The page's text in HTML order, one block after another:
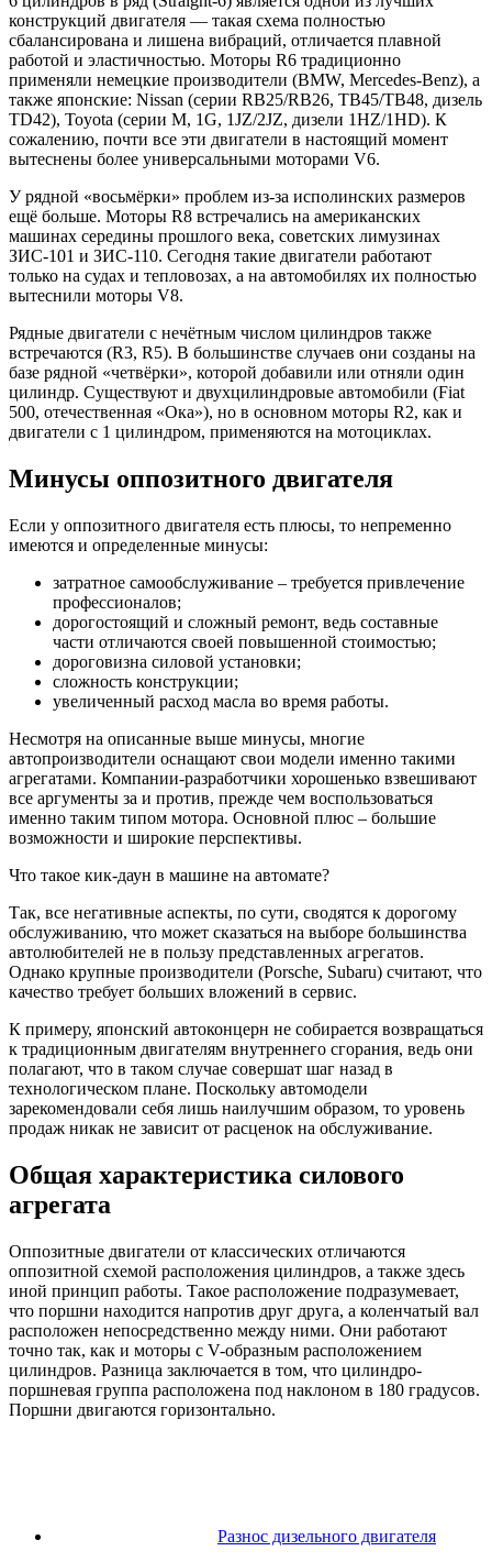
конструкций двигателя — такая схема полностью
сбалансирована и лишена вибраций, отличается плавной
работой и эластичностью. Моторы R6 традиционно
применяли немецкие производители (BMW, Mercedes-Benz), а
также японские: Nissan (серии RB25/RB26, TB45/TB48, дизель
TD42), Toyota (серии M, 1G, 1JZ/2JZ, дизели 1HZ/1HD). К
сожалению, почти все эти двигатели в настоящий момент
вытеснены более универсальными моторами V6.
У рядной «восьмёрки» проблем из-за исполинских размеров
ещё больше. Моторы R8 встречались на американских
машинах середины прошлого века, советских лимузинах
ЗИС-101 и ЗИС-110. Сегодня такие двигатели работают
только на судах и тепловозах, а на автомобилях их полностью
вытеснили моторы V8.
Рядные двигатели с нечётным числом цилиндров также
встречаются (R3, R5). В большинстве случаев они созданы на
базе рядной «четвёрки», которой добавили или отняли один
цилиндр. Существуют и двухцилиндровые автомобили (Fiat
500, отечественная «Ока»), но в основном моторы R2, как и
двигатели с 1 цилиндром, применяются на мотоциклах.
Минусы оппозитного двигателя
Если у оппозитного двигателя есть плюсы, то непременно
имеются и определенные минусы:
затратное самообслуживание – требуется привлечение
профессионалов;
дорогостоящий и сложный ремонт, ведь составные
части отличаются своей повышенной стоимостью;
дороговизна силовой установки;
сложность конструкции;
увеличенный расход масла во время работы.
Несмотря на описанные выше минусы, многие
автопроизводители оснащают свои модели именно такими
агрегатами. Компании-разработчики хорошенько взвешивают
все аргументы за и против, прежде чем воспользоваться
именно таким типом мотора. Основной плюс – большие
возможности и широкие перспективы.
Что такое кик-даун в машине на автомате?
Так, все негативные аспекты, по сути, сводятся к дорогому
обслуживанию, что может сказаться на выборе большинства
автолюбителей не в пользу представленных агрегатов.
Однако крупные производители (Porsche, Subaru) считают, что
качество требует больших вложений в сервис.
К примеру, японский автоконцерн не собирается возвращаться
к традиционным двигателям внутреннего сгорания, ведь они
полагают, что в таком случае совершат шаг назад в
технологическом плане. Поскольку автомодели
зарекомендовали себя лишь наилучшим образом, то уровень
продаж никак не зависит от расценок на обслуживание.
Общая характеристика силового
агрегата
Оппозитные двигатели от классических отличаются
оппозитной схемой расположения цилиндров, а также здесь
иной принцип работы. Такое расположение подразумевает,
что поршни находится напротив друг друга, а коленчатый вал
расположен непосредственно между ними. Они работают
точно так, как и моторы с V-образным расположением
цилиндров. Разница заключается в том, что цилиндро-
поршневая группа расположена под наклоном в 180 градусов.
Поршни двигаются горизонтально.
Разнос дизельного двигателя